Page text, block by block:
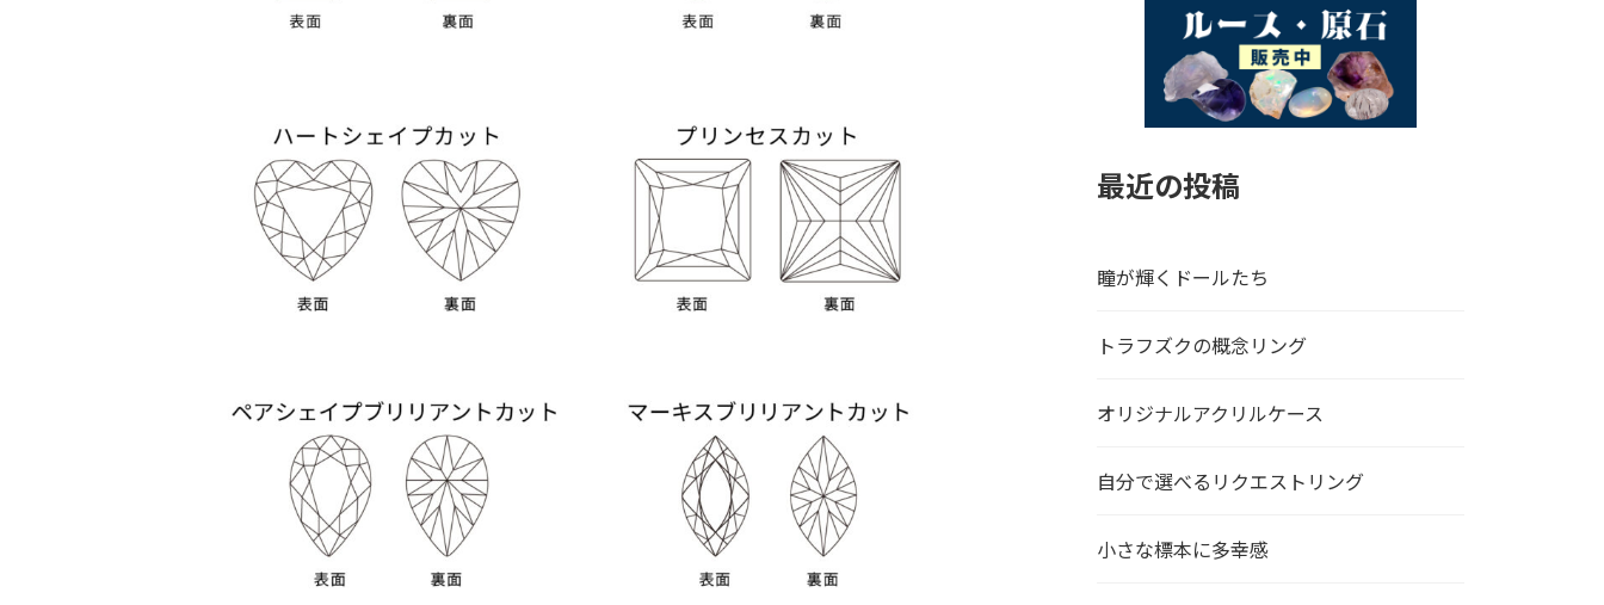
最近の投稿
瞳が輝くドールたち
トラフズクの概念リング
オリジナルアクリルケース
自分で選べるリクエストリング
小さな標本に多幸感